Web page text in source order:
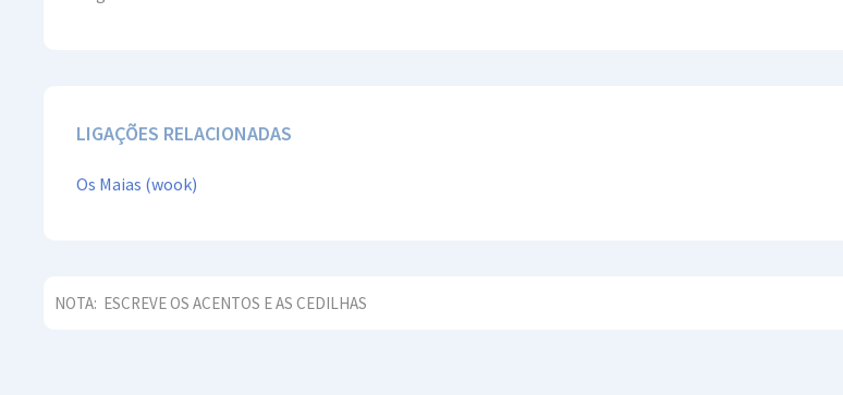
LIGAÇÕES RELACIONADAS
Os Maias (wook)
NOTA: ESCREVE OS ACENTOS E AS CEDILHAS